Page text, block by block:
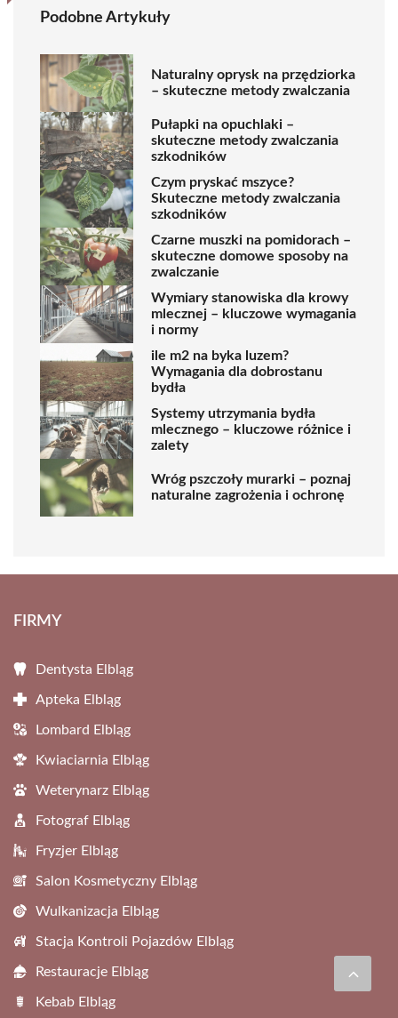
Podobne Artykuły
Naturalny oprysk na przędziorka
– skuteczne metody zwalczania
Pułapki na opuchlaki –
skuteczne metody zwalczania
szkodników
Czym pryskać mszyce?
Skuteczne metody zwalczania
szkodników
Czarne muszki na pomidorach –
skuteczne domowe sposoby na
zwalczanie
Wymiary stanowiska dla krowy
mlecznej – kluczowe wymagania
i normy
ile m2 na byka luzem?
Wymagania dla dobrostanu
bydła
Systemy utrzymania bydła
mlecznego – kluczowe różnice i
zalety
Wróg pszczoły murarki – poznaj
naturalne zagrożenia i ochronę
FIRMY
Dentysta Elbląg
Apteka Elbląg
Lombard Elbląg
Kwiaciarnia Elbląg
Weterynarz Elbląg
Fotograf Elbląg
Fryzjer Elbląg
Salon Kosmetyczny Elbląg
Wulkanizacja Elbląg
Stacja Kontroli Pojazdów Elbląg
Restauracje Elbląg
Kebab Elbląg